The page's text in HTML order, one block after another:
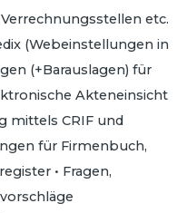
Verrechnungsstellen etc.
(Webeinstellungen in
(+Barauslagen) für
Akteneinsicht
mittels CRIF und
für Firmenbuch,
• Fragen,